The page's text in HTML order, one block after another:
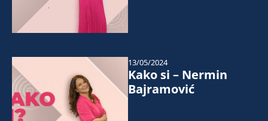
Kako si – Nermin
Bajramović
13/05/2024